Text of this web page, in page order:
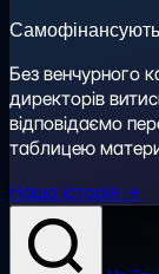
Без венчурного
директорів
відповідаємо
таблицею
Наша історія →